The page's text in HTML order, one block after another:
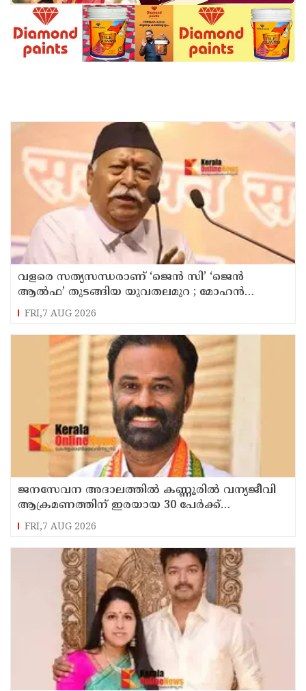
വളരെ സത്യസന്ധരാണ് ‘ജെൻ സി’ ‘ജെൻ
ആൽഫ’ തുടങ്ങിയ യുവതലമുറ ; മോഹൻ
ഭാഗവത്
FRI,7 AUG 2026
ജനസേവന അദാലത്തിൽ കണ്ണൂരിൽ വന്യജീവി
ആക്രമണത്തിന് ഇരയായ 30 പേർക്ക്
സഹായധനം അനുവദിച്ചു
FRI,7 AUG 2026